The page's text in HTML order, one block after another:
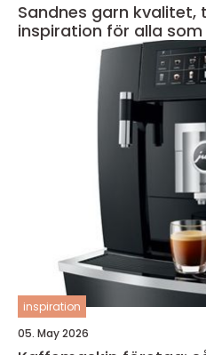
Sandnes garn kvalitet, tradition och
inspiration för alla
inspiration
05. May 2026